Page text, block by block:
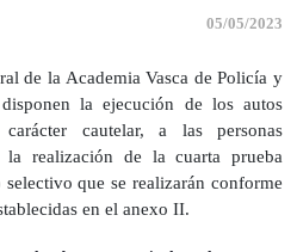
05/05/2023
de la Academia Vasca de Policía y
la ejecución de los autos
cautelar, a las personas
realización de la cuarta prueba
que se realizarán conforme
en el anexo II.